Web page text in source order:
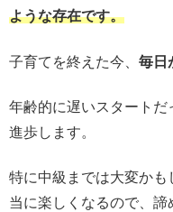
ような存在です。
子育てを終えた今、 毎日
年齢的に遅いスタート
進歩します。
特に中級までは大変か
当に楽しくなるので、諦